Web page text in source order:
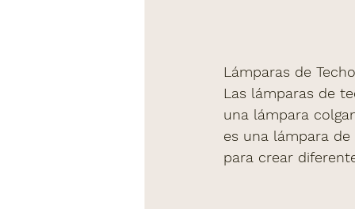
Lámparas de
Las lámparas de
una lámpara
es una lámpara
para crear